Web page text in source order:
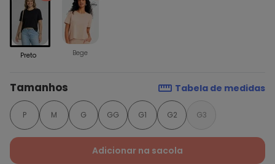
Preto Bege
Tamanhos Tabela de medidas
P M G GG G1 G2 G3
Adicionar na sacola